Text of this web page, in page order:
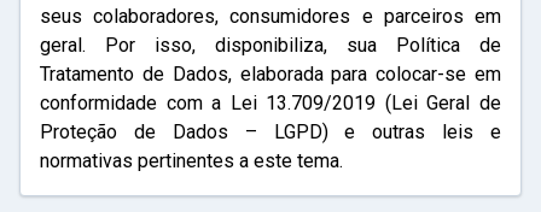
seus colaboradores, consumidores e parceiros em
geral. Por isso, disponibiliza, sua Política de
Tratamento de Dados, elaborada para colocar-se em
conformidade com a Lei 13.709/2019 (Lei Geral de
Proteção de Dados – LGPD) e outras leis e
normativas pertinentes a este tema.